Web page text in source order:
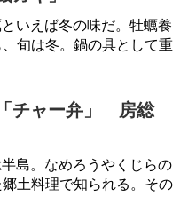
いえば冬の味だ。牡蠣養
旬は冬。鍋の具として重
「チャー弁」 房総
島。なめろうやくじらの
土料理で知られる。その